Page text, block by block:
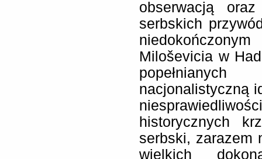
obserwacją
serbskich
Miloševicia w
nacjonalistyczną
historycznych
serbski, zarazem
wielkich